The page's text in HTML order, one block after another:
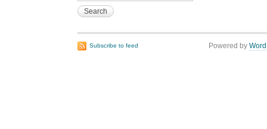
Subscribe to feed Powered by